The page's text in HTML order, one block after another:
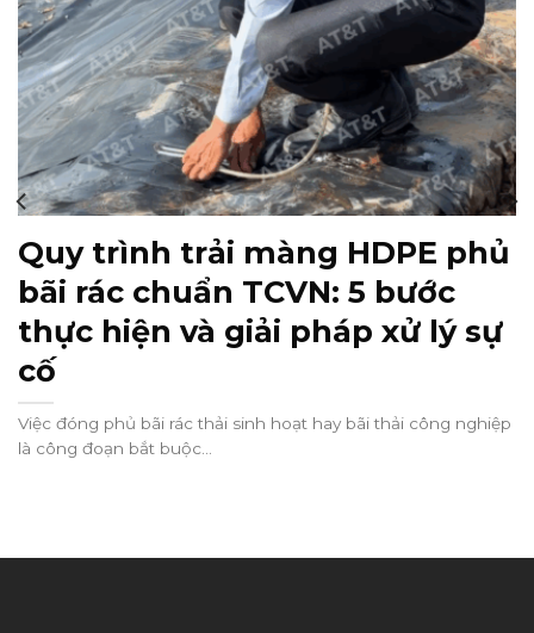
Quy trình trải màng HDPE phủ
bãi rác chuẩn TCVN: 5 bước
thực hiện và giải pháp xử lý sự
cố
Việc đóng phủ bãi rác thải sinh hoạt hay bãi thải công nghiệp
là công đoạn bắt buộc...